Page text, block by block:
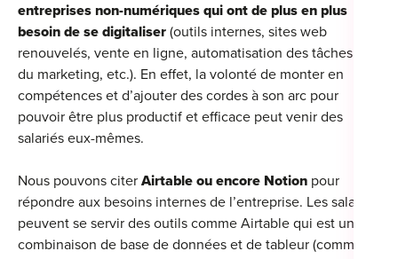
entreprises non-numériques qui ont de plus en plus
besoin de se digitaliser (outils internes, sites web
renouvelés, vente en ligne, automatisation des tâches et
du marketing, etc.). En effet, la volonté de monter en
compétences et d’ajouter des cordes à son arc pour
pouvoir être plus productif et efficace peut venir des
salariés eux-mêmes.
Nous pouvons citer Airtable ou encore Notion pour
répondre aux besoins internes de l’entreprise. Les salariés
peuvent se servir des outils comme Airtable qui est une
combinaison de base de données et de tableur (comme